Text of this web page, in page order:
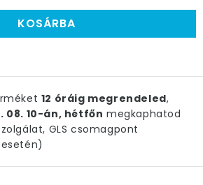
KOSÁRBA
12 óráig megrendeled,
08. 10-án, hétfőn megkaphatod
GLS csomagpont